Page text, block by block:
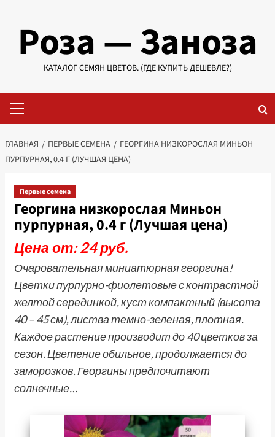
содержимому
Роза — Заноза
КАТАЛОГ СЕМЯН ЦВЕТОВ. (ГДЕ КУПИТЬ ДЕШЕВЛЕ?)
меню
ГЛАВНАЯ ПЕРВЫЕ СЕМЕНА
ГЕОРГИНА НИЗКОРОСЛАЯ МИНЬОН
ПУРПУРНАЯ, 0.4 Г (ЛУЧШАЯ ЦЕНА)
Первые семена
Георгина низкорослая Миньон
пурпурная, 0.4 г (Лучшая цена)
Цена от: 24 руб.
Очаровательная миниатюрная георгина!
Цветки пурпурно-фиолетовые с контрастной
желтой серединкой, куст компактный (высота
40 – 45 см), листва темно-зеленая, плотная.
Каждое растение производит до 40 цветков за
сезон. Цветение обильное, продолжается до
заморозков. Георгины предпочитают
солнечные…